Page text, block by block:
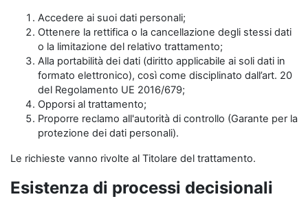
Accedere ai suoi dati personali;
Ottenere la rettifica o la cancellazione degli stessi dati
o la limitazione del relativo trattamento;
Alla portabilità dei dati (diritto applicabile ai soli dati in
formato elettronico), così come disciplinato dall’art. 20
del Regolamento UE 2016/679;
Opporsi al trattamento;
Proporre reclamo all'autorità di controllo (Garante per la
protezione dei dati personali).
Le richieste vanno rivolte al Titolare del trattamento.
Esistenza di processi decisionali